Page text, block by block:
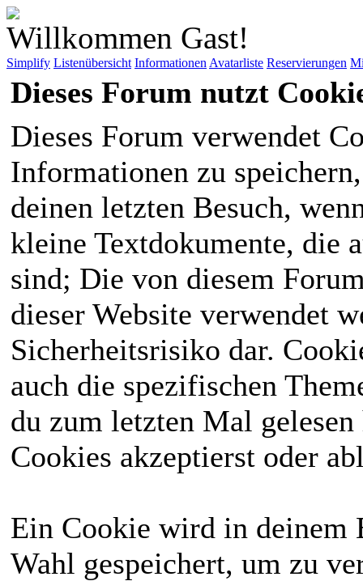
Willkommen Gast!
Simplify Listenübersicht Informationen Avatarliste Reservierungen
Dieses Forum nutzt
Dieses Forum verwendet
Informationen zu
deinen letzten Besuch,
kleine Textdokumente, die
sind; Die von diesem
dieser Website verwendet
Sicherheitsrisiko dar.
auch die spezifischen
du zum letzten Mal
Cookies akzeptierst oder
Ein Cookie wird in deinem
Wahl gespeichert, um zu